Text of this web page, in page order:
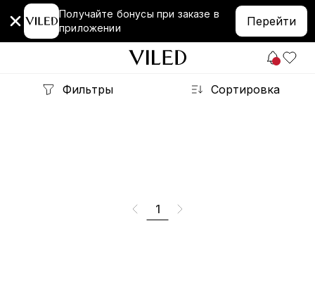
Получайте бонусы при заказе в
приложении
Перейти
Фильтры Сортировка
1